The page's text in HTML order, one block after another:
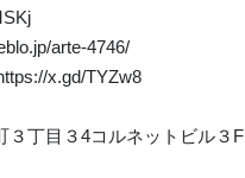
arte-4746/
x.gd/TYZw8
３丁目３4コルネットビル３F